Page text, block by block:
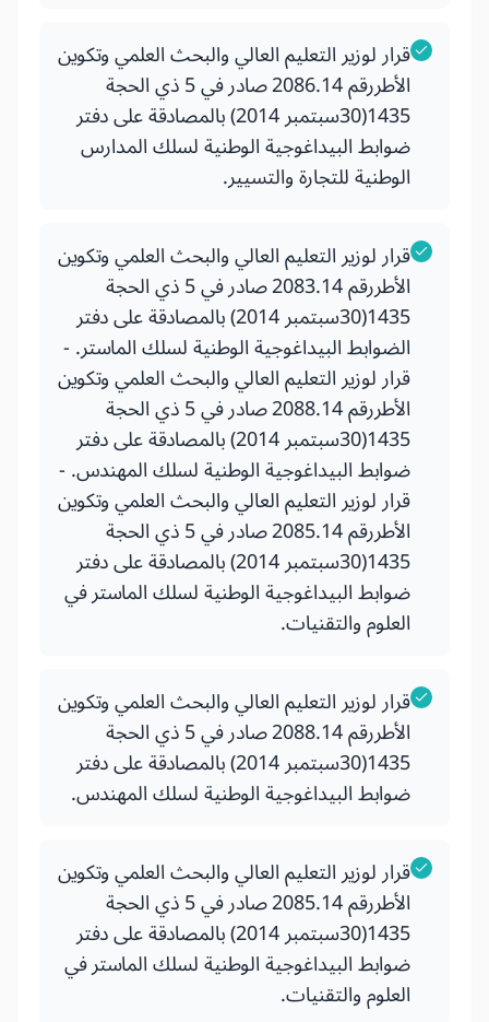
قرار لوزير التعليم العالي والبحث العلمي وتكوين
الأطررقم 2086.14 صادر في 5 ذي الحجة
1435(30سبتمبر 2014) بالمصادقة على دفتر
ضوابط البيداغوجية الوطنية لسلك المدارس
الوطنية للتجارة والتسيير.
قرار لوزير التعليم العالي والبحث العلمي وتكوين
الأطررقم 2083.14 صادر في 5 ذي الحجة
1435(30سبتمبر 2014) بالمصادقة على دفتر
الضوابط البيداغوجية الوطنية لسلك الماستر. -
قرار لوزير التعليم العالي والبحث العلمي وتكوين
الأطررقم 2088.14 صادر في 5 ذي الحجة
1435(30سبتمبر 2014) بالمصادقة على دفتر
ضوابط البيداغوجية الوطنية لسلك المهندس. -
قرار لوزير التعليم العالي والبحث العلمي وتكوين
الأطررقم 2085.14 صادر في 5 ذي الحجة
1435(30سبتمبر 2014) بالمصادقة على دفتر
ضوابط البيداغوجية الوطنية لسلك الماستر في
العلوم والتقنيات.
قرار لوزير التعليم العالي والبحث العلمي وتكوين
الأطررقم 2088.14 صادر في 5 ذي الحجة
1435(30سبتمبر 2014) بالمصادقة على دفتر
ضوابط البيداغوجية الوطنية لسلك المهندس.
قرار لوزير التعليم العالي والبحث العلمي وتكوين
الأطررقم 2085.14 صادر في 5 ذي الحجة
1435(30سبتمبر 2014) بالمصادقة على دفتر
ضوابط البيداغوجية الوطنية لسلك الماستر في
العلوم والتقنيات.